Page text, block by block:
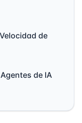
de
de IA